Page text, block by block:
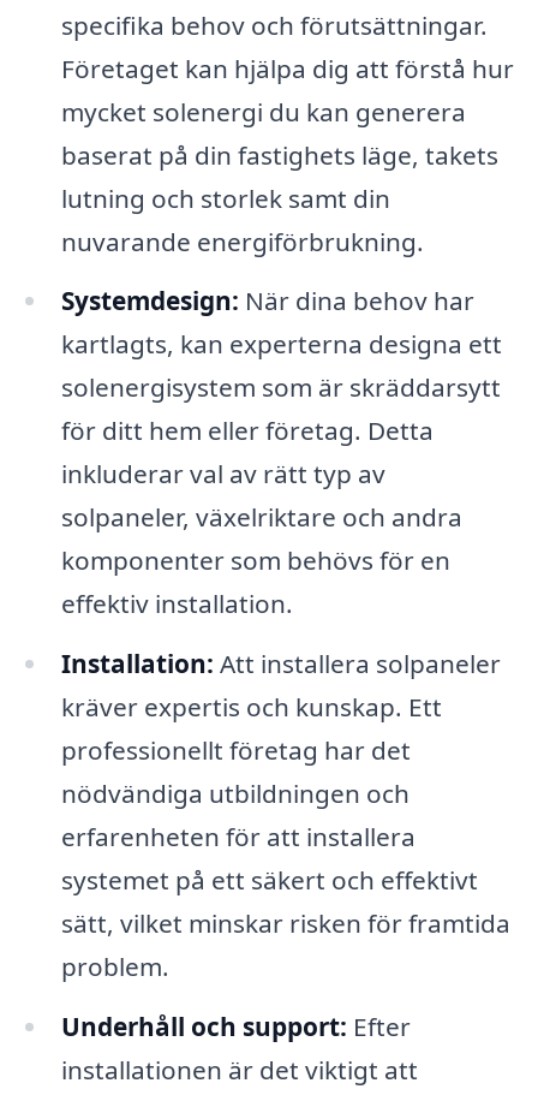
specifika behov och förutsättningar.
Företaget kan hjälpa dig att förstå hur
mycket solenergi du kan generera
baserat på din fastighets läge, takets
lutning och storlek samt din
nuvarande energiförbrukning.
Systemdesign: När dina behov har
kartlagts, kan experterna designa ett
solenergisystem som är skräddarsytt
för ditt hem eller företag. Detta
inkluderar val av rätt typ av
solpaneler, växelriktare och andra
komponenter som behövs för en
effektiv installation.
Installation: Att installera solpaneler
kräver expertis och kunskap. Ett
professionellt företag har det
nödvändiga utbildningen och
erfarenheten för att installera
systemet på ett säkert och effektivt
sätt, vilket minskar risken för framtida
problem.
Underhåll och support: Efter
installationen är det viktigt att